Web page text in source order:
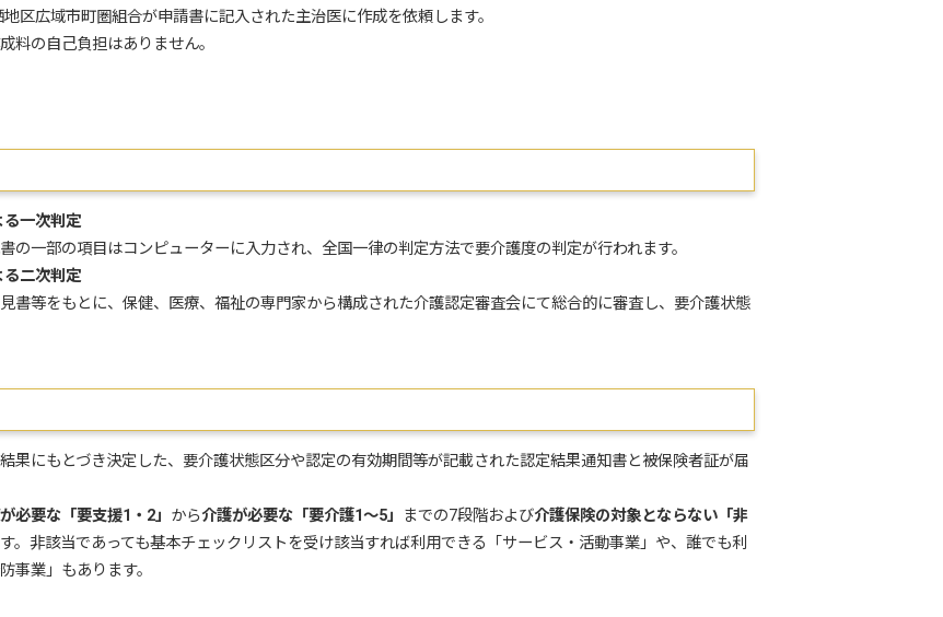
区広域市町圏組合が申請書に記入された主治医に作成を依頼します。
の自己負担はありません。
一次判定
の一部の項目はコンピューターに入力され、全国一律の判定方法で要介護度の判定が行われます。
二次判定
書等をもとに、保健、医療、福祉の専門家から構成された介護認定審査会にて総合的に審査し、要介護状態
果にもとづき決定した、要介護状態区分や認定の有効期間等が記載された認定結果通知書と被保険者証が届
必要な「要支援1・2」 から介護が必要な「要介護1～5」 までの7段階および介護保険の対象とならない「非
。非該当であっても基本チェックリストを受け該当すれば利用できる「サービス・活動事業」や、誰でも利
事業」もあります。